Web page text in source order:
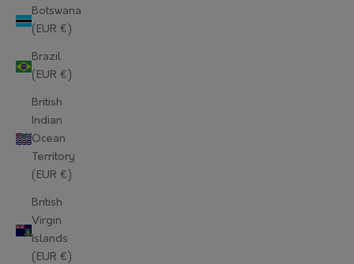
Botswana
(EUR €)
Brazil
(EUR €)
British
Indian
Ocean
Territory
(EUR €)
British
Virgin
Islands
(EUR €)